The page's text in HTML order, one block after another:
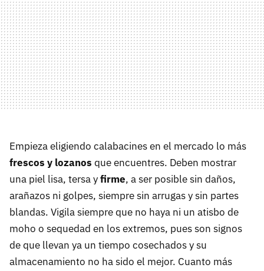
Empieza eligiendo calabacines en el mercado lo más
frescos y lozanos que encuentres. Deben mostrar
una piel lisa, tersa yfirme, a ser posible sin daños,
arañazos ni golpes, siempre sin arrugas y sin partes
blandas. Vigila siempre que no haya ni un atisbo de
moho o sequedad en los extremos, pues son signos
de que llevan ya un tiempo cosechados y su
almacenamiento no ha sido el mejor. Cuanto más